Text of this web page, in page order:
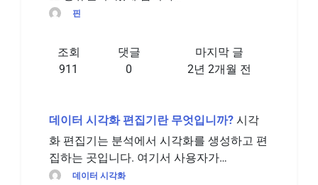
핀
조회
911
댓글
0
마지막 글
2년 2개월 전
데이터 시각화 편집기란 무엇입니까? 시각
화 편집기는 분석에서 시각화를 생성하고 편
집하는 곳입니다. 여기서 사용자가…
데이터 시각화